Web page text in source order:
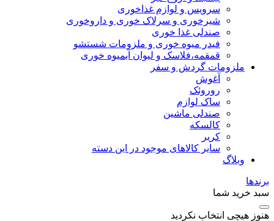
سرویس و لوازم غذاخوری
شیرخوری و سرلاک خوری و داروخوری
صندلی غذا خوری
فیدر میوه خوری و ملزومات شستشو
قمقمه،فلاسک و لیوان آبمیوه خوری
ملزومات گردش و سفر
آغوش
روروئک
ساک لوازم
صندلی ماشین
کالسکه
کریر
سایر کالاهای موجود در این دسته
وبلاگ
برندها
سبد خرید شما
هنوز هیچی انتخاب نکردید